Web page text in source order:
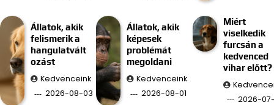
Állatok, akik
felismerik a
hangulatvált
ozást
Kedvenceink
2026-08-03
Állatok, akik
képesek
problémát
megoldani
Kedvenceink
2026-08-01
Miért
viselkedik
furcsán a
kedvenced
vihar előtt?
2026-